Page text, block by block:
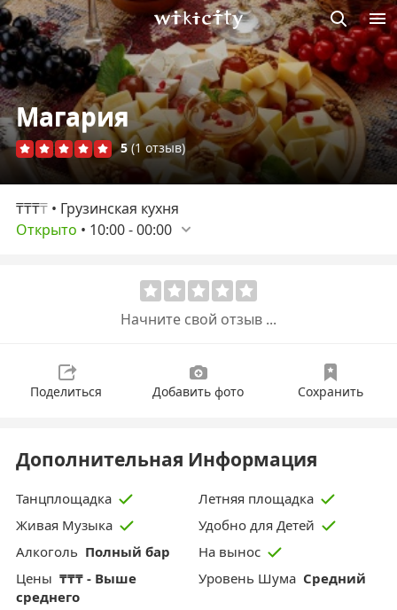
Викисити
Магария
5 (1 отзыв)
₸₸₸₸ • Грузинская кухня
Открыто • 10:00-00:00
Начните свой отзыв ...
Поделиться Добавить фото Сохранить
Дополнительная Информация
Танцплощадка
Летняя площадка
Живая Музыка
Удобно для Детей
Aлкоголь Полный бар
На вынос
Цены ₸₸₸ - Выше
среднего
Уровень Шума Средний